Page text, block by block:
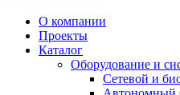
О компании
Проекты
Каталог
Оборудование и
Сетевой и